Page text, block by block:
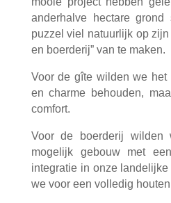
anderhalve hectare
puzzel viel natuurlijk op
en boerderij” van te maken.
Voor de gîte wilden we
en charme behouden,
comfort.
Voor de boerderij wilden
mogelijk gebouw met
integratie in onze
we voor een volledig